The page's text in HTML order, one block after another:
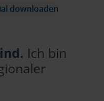
downloaden
Ich bin